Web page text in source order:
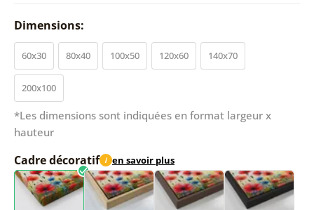
Dimensions:
60x30 80x40 100x50 120x60 140x70
200x100
*Les dimensions sont indiquées en format largeur x
hauteur
Cadre décoratif i en savoir plus